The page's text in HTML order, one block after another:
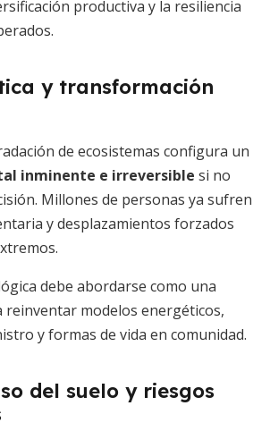
productiva y la resiliencia
y transformación
de ecosistemas configura un
inminente e irreversible si no
Millones de personas ya sufren
y desplazamientos forzados
debe abordarse como una
modelos energéticos,
y formas de vida en comunidad.
del suelo y riesgos